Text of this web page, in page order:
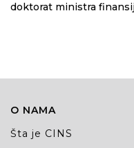
doktorat ministra
O NAMA
Šta je CINS